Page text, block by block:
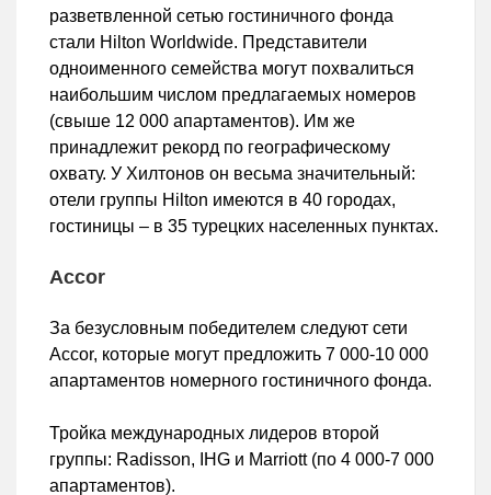
разветвленной сетью гостиничного фонда
стали Hilton Worldwide. Представители
одноименного семейства могут похвалиться
наибольшим числом предлагаемых номеров
(свыше 12 000 апартаментов). Им же
принадлежит рекорд по географическому
охвату. У Хилтонов он весьма значительный:
отели группы Hilton имеются в 40 городах,
гостиницы – в 35 турецких населенных пунктах.
Accor
За безусловным победителем следуют сети
Accor, которые могут предложить 7 000-10 000
апартаментов номерного гостиничного фонда.
Тройка международных лидеров второй
группы: Radisson, IHG и Marriott (по 4 000-7 000
апартаментов).